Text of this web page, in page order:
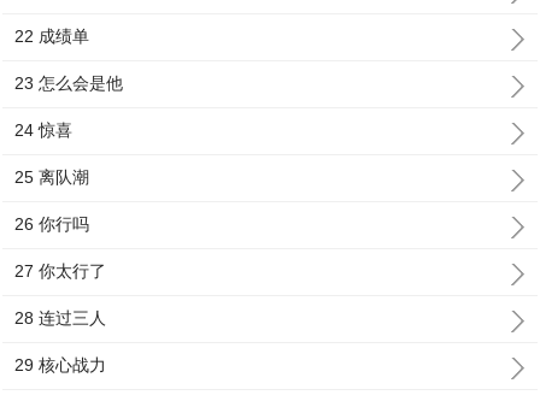
22 成绩单
23 怎么会是他
24 惊喜
25 离队潮
26 你行吗
27 你太行了
28 连过三人
29 核心战力